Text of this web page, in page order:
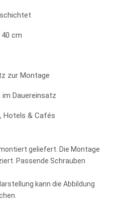
cm
zur Montage
Dauereinsatz
Hotels & Cafés
geliefert. Die Montage
Passende Schrauben
kann die Abbildung